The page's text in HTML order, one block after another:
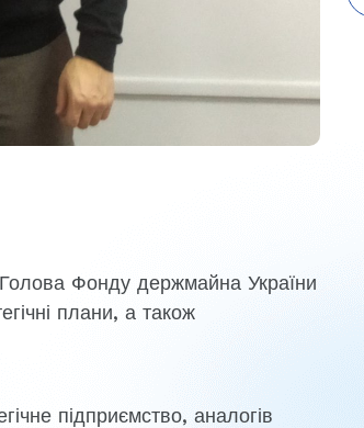
Фонду держмайна України
плани, а також
підприємство, аналогів